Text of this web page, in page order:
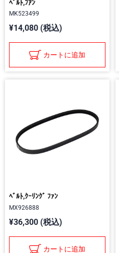
ﾍﾞﾙﾄ,ﾌｱﾝ
MK523499
¥14,080 (税込)
カートに追加
ﾍﾞﾙﾄ,ｸｰﾘﾝｸﾞ ﾌｧﾝ
MX926888
¥36,300 (税込)
カートに追加